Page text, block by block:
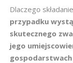
Dlaczego
przypadku
skutecznego
jego
gospodarstwach